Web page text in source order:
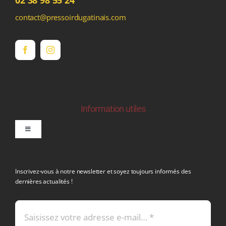
contact@pressoirdugatinais.com
Information utiles
Toggle
Mentions légales
Inscrivez-vous à notre newsletter et soyez toujours informés des
dernières actualités !